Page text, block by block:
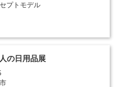
プトモデル
の日用品展